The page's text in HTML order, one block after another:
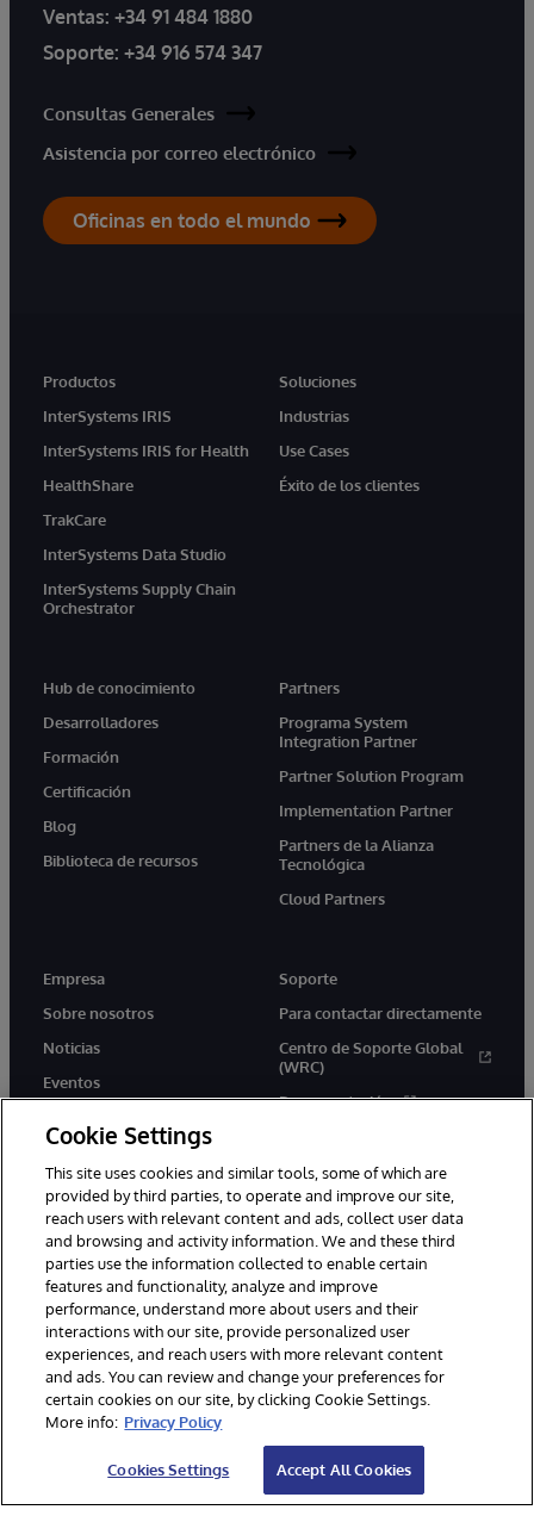
Ventas: +34 91 484 1880
Soporte: +34 916 574 347
Consultas Generales
Asistencia por correo electrónico
Oficinas en todo el mundo
Productos
InterSystems IRIS
InterSystems IRIS for Health
HealthShare
TrakCare
InterSystems Data Studio
InterSystems Supply Chain
Orchestrator
Soluciones
Industrias
Use Cases
Éxito de los clientes
Hub de conocimiento
Desarrolladores
Formación
Certificación
Blog
Biblioteca de recursos
Partners
Programa System
Integration Partner
Partner Solution Program
Implementation Partner
Partners de la Alianza
Tecnológica
Cloud Partners
Empresa
Sobre nosotros
Noticias
Eventos
Soporte
Para contactar directamente
Centro de Soporte Global
(WRC)
Documentación
1996-2026 InterSystems Corporation, Boston, MA. Todos los
derechos reservados.
Avisos/Términos y condiciones
Garantía de devolución
Accesibilidad
Cookie Settings
This site uses cookies and similar tools, some of which are
provided by third parties, to operate and improve our site,
reach users with relevant content and ads, collect user data
and browsing and activity information. We and these third
parties use the information collected to enable certain
features and functionality, analyze and improve
performance, understand more about users and their
interactions with our site, provide personalized user
experiences, and reach users with more relevant content
and ads. You can review and change your preferences for
certain cookies on our site, by clicking Cookie Settings.
More info: Privacy Policy
Cookies Settings Accept All Cookies